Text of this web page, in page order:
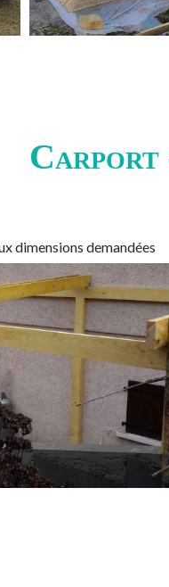
Carport
dimensions demandées